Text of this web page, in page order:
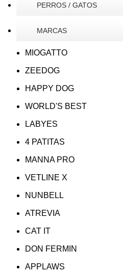
PERROS / GATOS
MARCAS
MIOGATTO
ZEEDOG
HAPPY DOG
WORLD'S BEST
LABYES
4 PATITAS
MANNA PRO
VETLINE X
NUNBELL
ATREVIA
CAT IT
DON FERMIN
APPLAWS